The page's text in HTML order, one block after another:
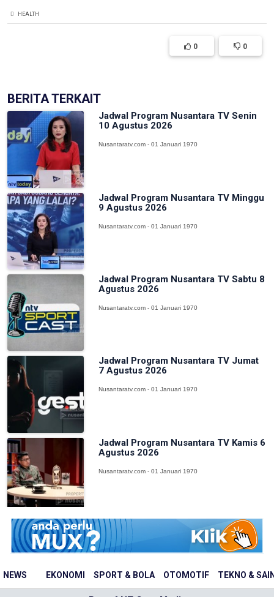
NEWS EKONOMI SPORT & BOLA OTOMOTIF TEKNO &
HEALTH
0 0
BERITA TERKAIT
Jadwal Program Nusantara TV Senin
10 Agustus 2026
Nusantaratv.com - 01 Januari 1970
Jadwal Program Nusantara TV Minggu
9 Agustus 2026
Nusantaratv.com - 01 Januari 1970
Jadwal Program Nusantara TV Sabtu 8
Agustus 2026
Nusantaratv.com - 01 Januari 1970
Jadwal Program Nusantara TV Jumat
7 Agustus 2026
Nusantaratv.com - 01 Januari 1970
Jadwal Program Nusantara TV Kamis 6
Agustus 2026
Nusantaratv.com - 01 Januari 1970